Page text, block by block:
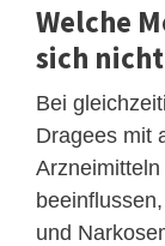
Welche
sich
Bei
Dragees mit
und